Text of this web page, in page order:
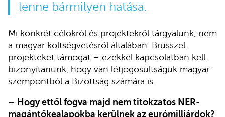
lenne bármilyen hatása.
Mi konkrét célokról és projektekről tárgyalunk, nem
a magyar költségvetésről általában. Brüsszel
projekteket támogat – ezekkel kapcsolatban kell
bizonyítanunk, hogy van létjogosultságuk magyar
szempontból a Bizottság számára is.
– Hogy ettől fogva majd nem titokzatos NER-
magántőkealapokba kerülnek az eurómilliárdok?